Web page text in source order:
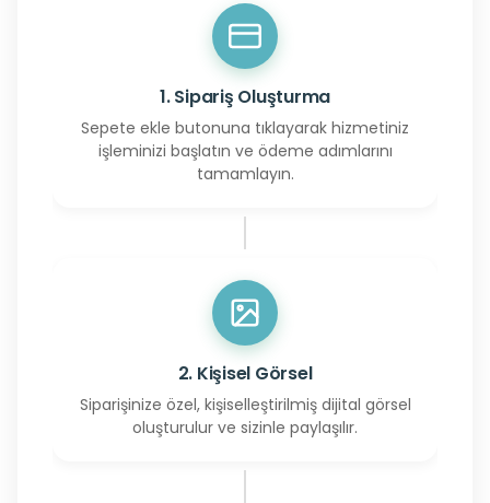
1. Sipariş Oluşturma
Sepete ekle butonuna tıklayarak hizmetiniz
işleminizi başlatın ve ödeme adımlarını
tamamlayın.
2. Kişisel Görsel
Siparişinize özel, kişiselleştirilmiş dijital görsel
oluşturulur ve sizinle paylaşılır.